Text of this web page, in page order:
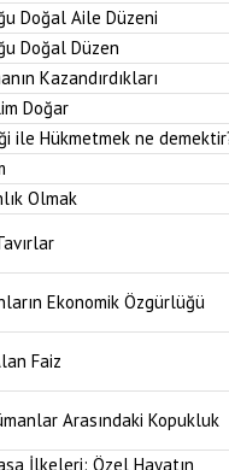
Doğal Aile Düzeni
Doğal Düzen
Kazandırdıkları
Doğar
ile Hükmetmek ne
Olmak
Ekonomik Özgürlüğü
Faiz
Arasındaki Kopukluk
İlkeleri: Özel Hayatın